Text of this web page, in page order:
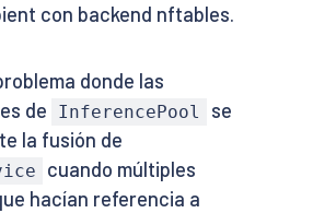
con backend nftables.
donde las
de
InferencePool
se
la fusión de
cuando múltiples
hacían referencia a